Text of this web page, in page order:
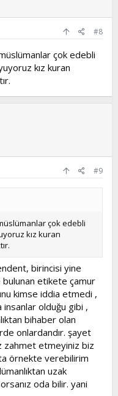
#8
çok edebli
kız kuran
#9
çok edebli
kız kuran
birincisi yine
bulunan etikete çamur
kimse iddia etmedi ,
insanlar olduğu gibi ,
bihaber olan
onlardandır. şayet
zahmet etmeyiniz biz
örnekte verebilirim
uzak
oda bilir. yani